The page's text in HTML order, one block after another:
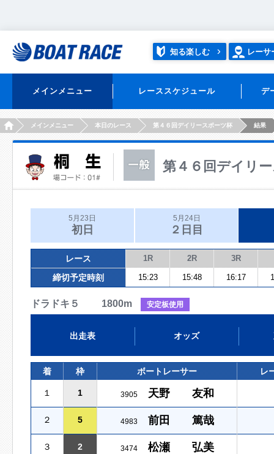
知る楽しむ レーサ
メインメニュー レーススケジュール デ
HOMEメインメニュー 本日のレース 第４６回デイリースポーツ杯 結果
第４６回デイリ
5月23日
初日
5月24日
２日目
レース 1R 2R 3R
締切予定時刻 15:23 15:48 16:17
ドラドキ５ 1800m 安定板使用
出走表 オッズ
着 枠 ボートレーサー レ
１ 1 3905 天野 友和
２ 5 4983 前田 篤哉
３ 2 3474 松瀬 弘美